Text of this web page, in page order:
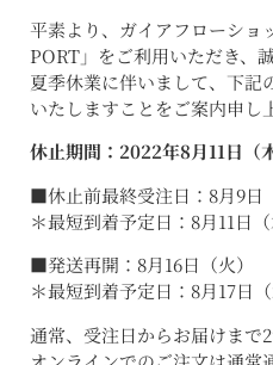
平素より、ガイアフローシ
PORT」をご利用いただき、
夏季休業に伴いまして、下記
いたしますことをご案内申し
休止期間：2022年8月11日（
■休止前最終受注日：8月9日
＊最短到着予定日：8月11日（
■発送再開：8月16日（火）
＊最短到着予定日：8月17日（
通常、受注日からお届けまで2